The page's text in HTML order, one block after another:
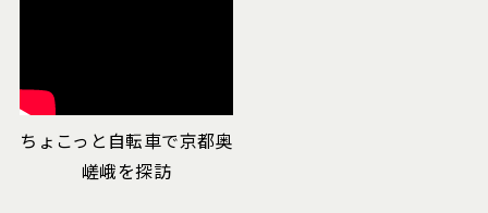
ちょこっと自転車で京都奥
嵯峨を探訪